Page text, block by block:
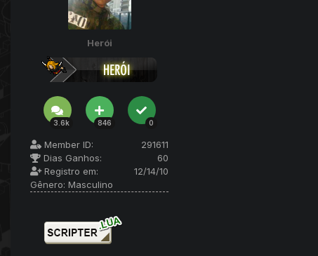
Herói
3.6k 846 0
Member ID:
291611
Dias Ganhos:
60
Registro em:
12/14/10
Gênero: Masculino